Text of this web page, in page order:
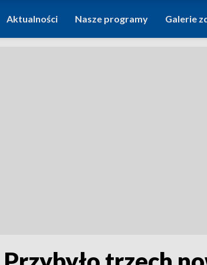
Aktualności Nasze programy Galerie